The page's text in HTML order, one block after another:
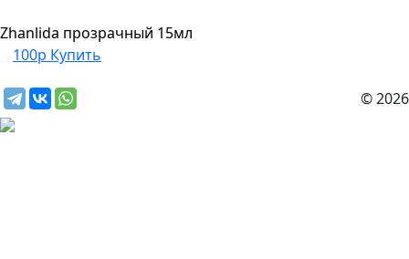
Zhanlida прозрачный 15мл
100р Купить
© 2026